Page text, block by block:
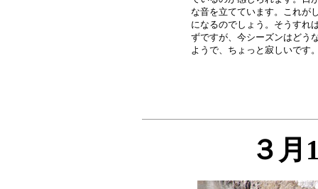
な音を立てています。これが
になるのでしょう。そうすれ
ずですが、今シーズンはどう
３月